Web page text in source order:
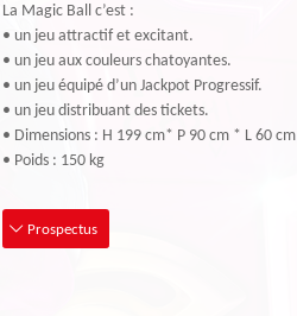
La Magic Ball c’est :
• un jeu attractif et excitant.
• un jeu aux couleurs chatoyantes.
• un jeu équipé d’un Jackpot Progressif.
• un jeu distribuant des tickets.
• Dimensions : H 199 cm* P 90 cm * L 60 cm
• Poids : 150 kg
Prospectus